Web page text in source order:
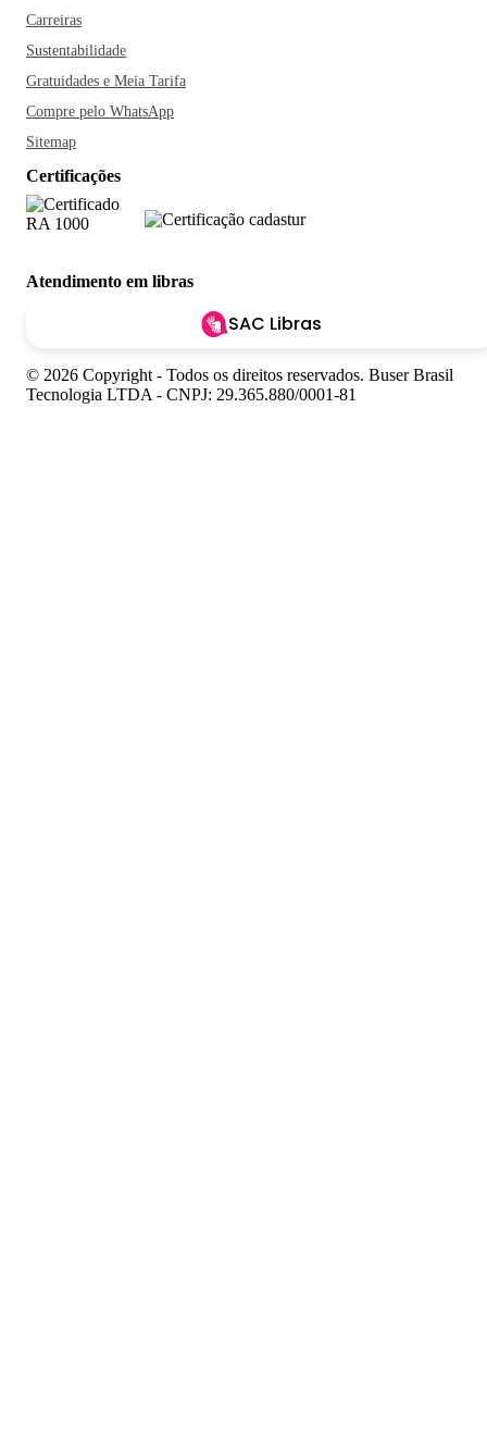
Carreiras
Sustentabilidade
Gratuidades e Meia Tarifa
Compre pelo WhatsApp
Sitemap
Certificações
Atendimento em libras
SAC Libras
© 2026 Copyright - Todos os direitos reservados. Buser Brasil
Tecnologia LTDA - CNPJ: 29.365.880/0001-81